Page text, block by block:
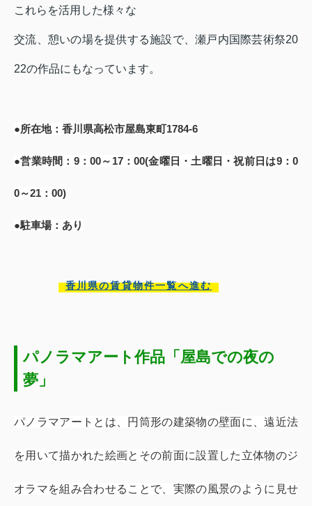
これらを活用した様々な
交流、憩いの場を提供する施設で、瀬戸内国際芸術祭20
22の作品にもなっています。
●所在地：香川県高松市屋島東町1784-6
●営業時間： 9：00～ 17：00(金曜日・土曜日・祝前日は9：0
0～21 ： 00)
●駐車場：あり
香川県の賃貸物件一覧へ進む
パノラマアート作品「屋島での夜の
夢」
パノラマアートとは、円筒形の建築物の壁面に、遠近法
を用いて描かれた絵画とその前面に設置した立体物のジ
オラマを組み合わせることで、実際の風景のように見せ